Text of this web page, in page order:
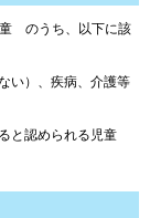
のうち、以下に該
い）、疾病、介護等
認められる児童